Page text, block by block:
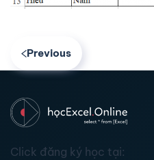
Previous
Click đăng ký học tại: